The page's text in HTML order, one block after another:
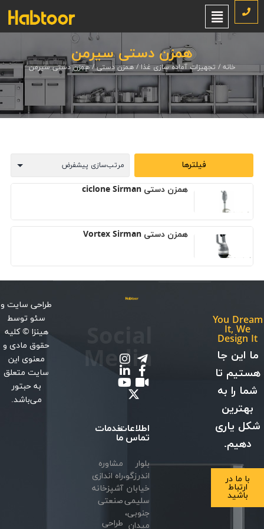
همزن دستی سیرمن
خانه /تجهیزات آماده سازی غذا/همزن دستی/ همزن دستی سیرمن
فیلترها
همزن دستی ciclone Sirman
همزن دستی Vortex Sirman
You Dream
It, We
Design It
ما این جا
هستیم تا
شما را به
بهترین
شکل یاری
دهیم.
با ما در
ارتباط
باشید
اطلاعات
تماس
بلوار
اندرزگو،
خیابان
سلیمی
جنوبی،
میدان
Media
خدمات
ما
مشاوره
راه اندازی
آشپزخانه
صنعتی
طراحی
طراحی سایتو
سئوتوسط
هینزا © کلیه
حقوق مادی و
معنوی این
سایت متعلق
به حبتور
می‌باشد.